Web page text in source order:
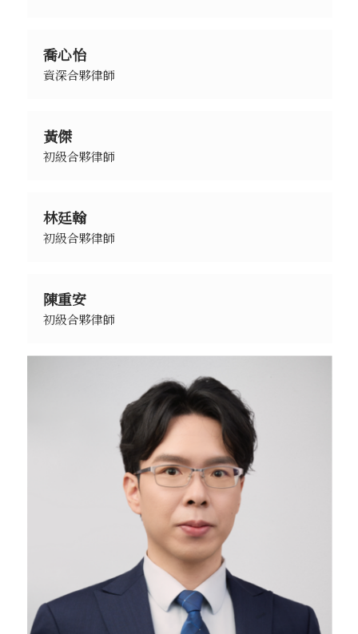
喬心怡
資深合夥律師
黃傑
初級合夥律師
林廷翰
初級合夥律師
陳重安
初級合夥律師